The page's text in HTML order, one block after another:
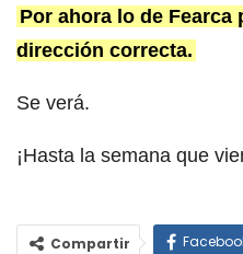
Por ahora lo de Fearca
dirección correcta.
Se verá.
¡Hasta la semana que
Compartir